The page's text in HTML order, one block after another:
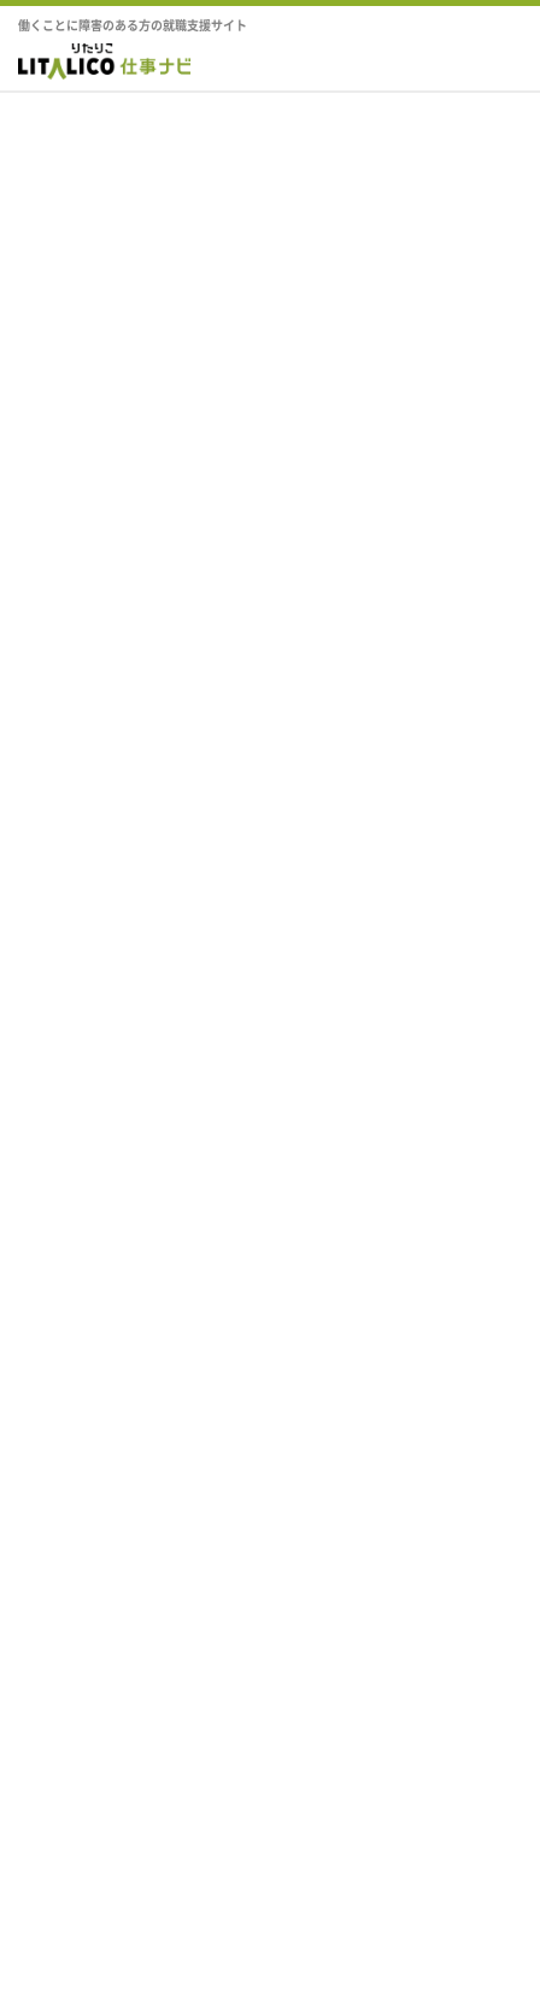
働くことに障害のある方の就職支援サイト